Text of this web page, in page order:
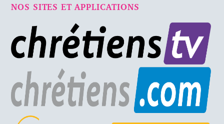
NOS SITES ET APPLICATIONS